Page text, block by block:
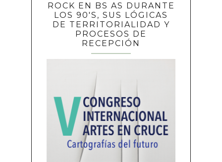
ROCK EN BS AS DURANTE
LOS 90'S, SUS LÓGICAS
DE TERRITORIALIDAD Y
PROCESOS DE
RECEPCIÓN